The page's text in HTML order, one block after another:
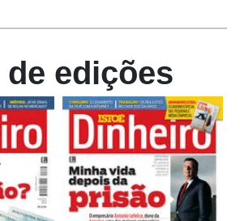
edições